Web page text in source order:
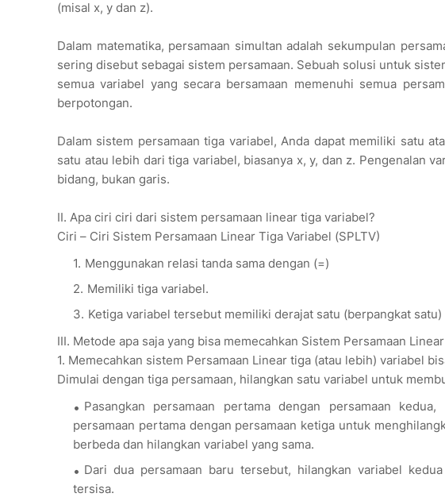
(misal x, y dan z).
Dalam matematika, persamaan simultan adalah sekumpulan
sering disebut sebagai sistem persamaan. Sebuah solusi untuk
semua variabel yang secara bersamaan memenuhi semua
berpotongan.
Dalam sistem persamaan tiga variabel, Anda dapat memiliki satu
satu atau lebih dari tiga variabel, biasanya x, y, dan z. Pengenalan
bidang, bukan garis.
II. Apa ciri ciri dari sistem persamaan linear tiga variabel?
Ciri – Ciri Sistem Persamaan Linear Tiga Variabel (SPLTV)
Menggunakan relasi tanda sama dengan (=)
Memiliki tiga variabel.
Ketiga variabel tersebut memiliki derajat satu (berpangkat satu)
III. Metode apa saja yang bisa memecahkan Sistem Persamaan
1. Memecahkan sistem Persamaan Linear tiga (atau lebih) variabel
Dimulai dengan tiga persamaan, hilangkan satu variabel untuk
Pasangkan persamaan pertama dengan persamaan
persamaan pertama dengan persamaan ketiga untuk
berbeda dan hilangkan variabel yang sama.
Dari dua persamaan baru tersebut, hilangkan variabel
tersisa.